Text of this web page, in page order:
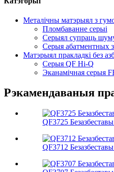
Металічны матэрыял з
Пломбаванне серыі
Серыял супраць
Серыя абатментных
Матэрыял пракладкі без
Серыя QF Hi-Q
Эканамічная серыя
Рэкамендаваныя
QF3725
QF3712